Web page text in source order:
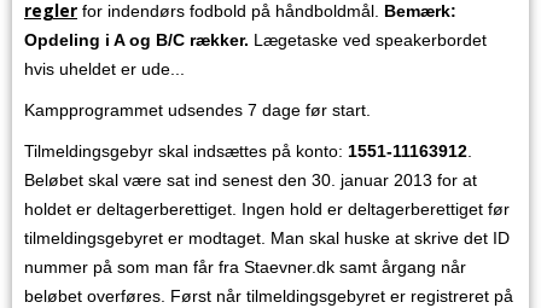
regler for indendørs fodbold på håndboldmål. Bemærk:
Opdeling i A og B/C rækker. Lægetaske ved speakerbordet
hvis uheldet er ude...
Kampprogrammet udsendes 7 dage før start.
Tilmeldingsgebyr skal indsættes på konto: 1551-11163912.
Beløbet skal være sat ind senest den 30. januar 2013 for at
holdet er deltagerberettiget. Ingen hold er deltagerberettiget før
tilmeldingsgebyret er modtaget. Man skal huske at skrive det ID
nummer på som man får fra Staevner.dk samt årgang når
beløbet overføres. Først når tilmeldingsgebyret er registreret på